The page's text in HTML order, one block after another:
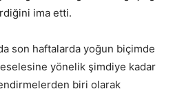
ima etti.
son haftalarda yoğun biçimde
yönelik şimdiye kadar
biri olarak